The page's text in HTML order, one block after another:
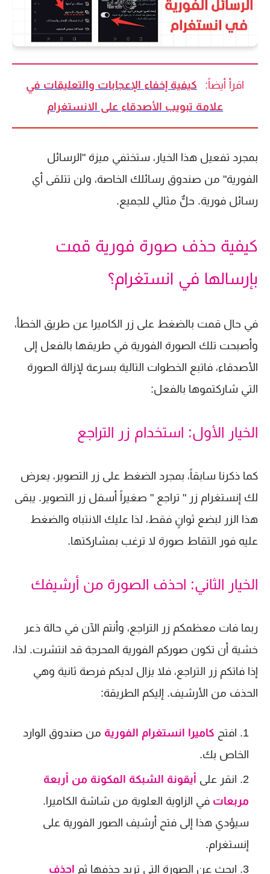
اقرأ أيضاً:
كيفية إخفاء الإعجابات والتعليقات في
علامة تبويب الأصدقاء على الانستغرام
بمجرد تفعيل هذا الخيار، ستختفي ميزة "الرسائل
الفورية" من صندوق رسائلك الخاصة، ولن تتلقى أي
رسائل فورية. حلٌّ مثالي للجميع.
كيفية حذف صورة فورية قمت
بإرسالها في انستغرام؟
في حال قمت بالضغط على زر الكاميرا عن طريق الخطأ،
وأصبحت تلك الصورة الفورية في طريقها بالفعل إلى
الأصدقاء، فاتبع الخطوات التالية بسرعة لإزالة الصورة
التي شاركتموها بالفعل:
الخيار الأول: استخدام زر التراجع
كما ذكرنا سابقاً، بمجرد الضغط على زر التصوير، يعرض
لك إنستغرام زر " تراجع " صغيراً أسفل زر التصوير. يبقى
هذا الزر لبضع ثوانٍ فقط، لذا عليك الانتباه والضغط
عليه فور التقاط صورة لا ترغب بمشاركتها.
الخيار الثاني: احذف الصورة من أرشيفك
ربما فات معظمكم زر التراجع، وأنتم الآن في حالة ذعر
خشية أن تكون صوركم الفورية المحرجة قد انتشرت. لذا،
إذا فاتكم زر التراجع، فلا يزال لديكم فرصة ثانية وهي
الحذف من الأرشيف. إليكم الطريقة:
افتح كاميرا انستغرام الفورية من صندوق الوارد
الخاص بك.
انقر على أيقونة الشبكة المكونة من أربعة
مربعات في الزاوية العلوية من شاشة الكاميرا.
سيؤدي هذا إلى فتح أرشيف الصور الفورية على
إنستغرام.
ابحث عن الصورة التي تريد حذفها ثم احذف